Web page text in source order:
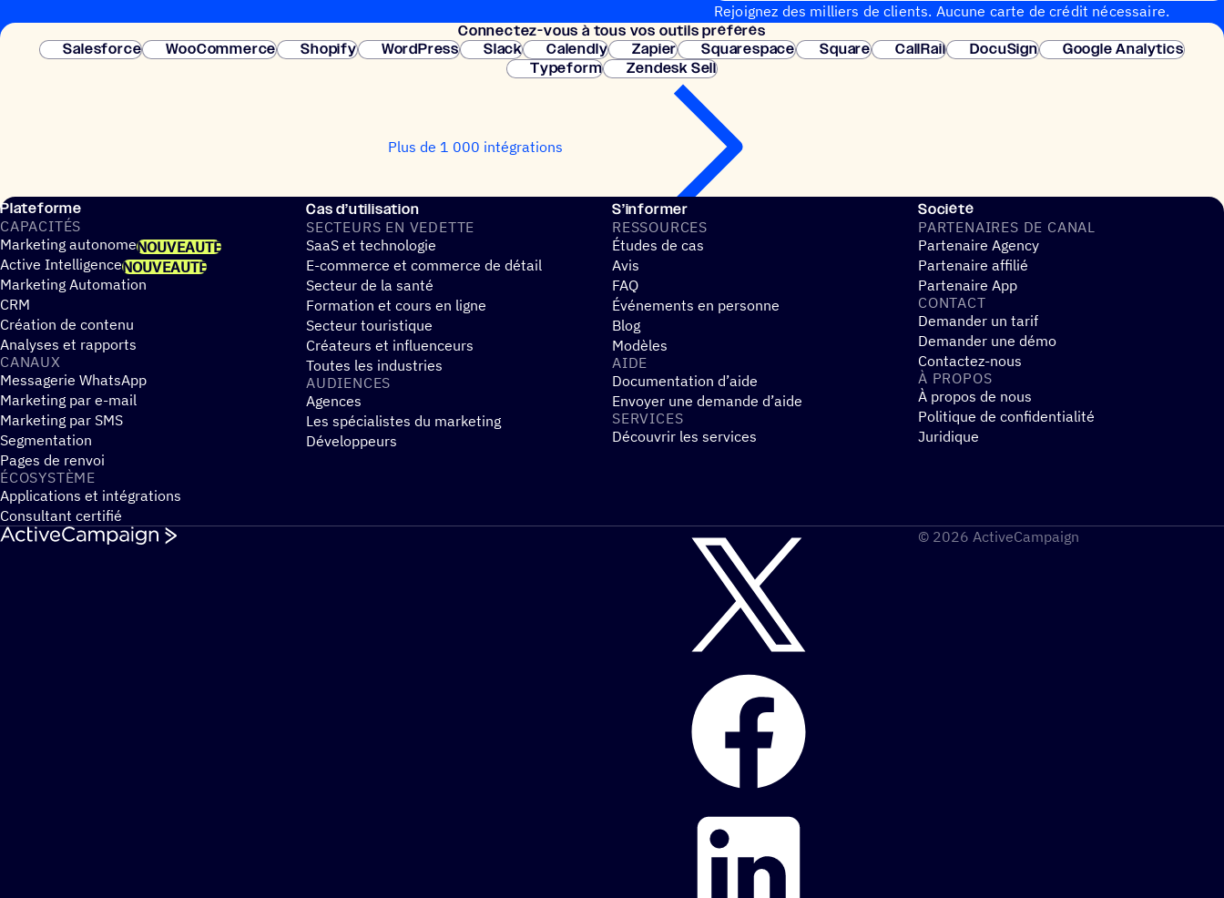
Rejoignez des milliers de clients. Aucune carte de crédit nécessaire.
Configuration instantanée.
Connec­tez-vous à tous vos outils préférés
Salesforce
WooCommerce Shopify WordPress Slack Calendly Zapier Squarespace Square CallRail DocuSign
Google Analytics
Typeform
Zendesk Sell
Plus de 1 000 intégrations
Plateforme
CAPA­CI­TÉS
Marketing autonomeNOUVEAUTÉ
Active IntelligenceNOUVEAUTÉ
Marketing Automation
CRM
Création de contenu
Analyses et rapports
CANAUX
Messagerie WhatsApp
Marketing par e-mail
Marketing par SMS
Segmentation
Pages de renvoi
ÉCOSYS­TÈME
Applications et intégrations
Consultant certifié
Cas d’utilisation
SECTEURS EN VEDETTE
SaaS et technologie
E-commerce et commerce de détail
Secteur de la santé
Formation et cours en ligne
Secteur touristique
Créateurs et influenceurs
Toutes les industries
AUDIENCES
Agences
Les spécialistes du marketing
Développeurs
S’informer
RESSOURCES
Études de cas
Avis
FAQ
Événements en personne
Blog
Modèles
AIDE
Documentation d’aide
Envoyer une demande d’aide
SERVICES
Découvrir les services
Société
PARTE­NAIRES DE CANAL
Partenaire Agency
Partenaire affilié
Partenaire App
CONTACT
Demander un tarif
Demander une démo
Contactez-nous
À PROPOS
À propos de nous
Politique de confidentialité
Juridique
© 2026 ActiveCampaign